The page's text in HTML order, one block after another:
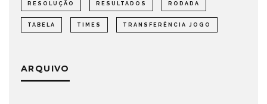
RESOLUÇÃO RESULTADOS RODADA
TABELA TIMES TRANSFERÊNCIA JOGO
ARQUIVO